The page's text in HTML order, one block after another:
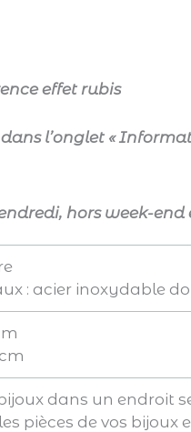
effet rubis
l’onglet «
hors week-end
: acier inoxydable
dans un endroit
pièces de vos